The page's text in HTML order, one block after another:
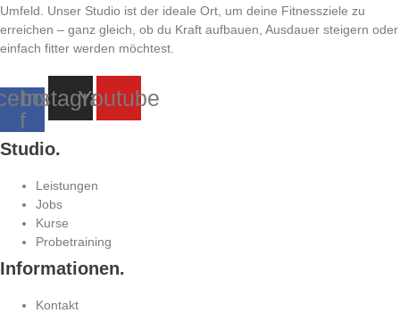
Umfeld. Unser Studio ist der ideale Ort, um deine Fitnessziele zu
erreichen – ganz gleich, ob du Kraft aufbauen, Ausdauer steigern oder
einfach fitter werden möchtest.
f
Instagram
Youtube
Studio.
Leistungen
Jobs
Kurse
Probetraining
Informationen.
Kontakt